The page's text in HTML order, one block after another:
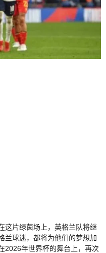
这片绿茵场上，英格兰队将继
兰球迷，都将为他们的梦想加
2026年世界杯的舞台上，再次